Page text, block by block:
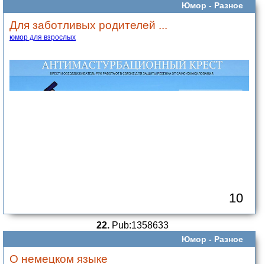
Юмор - Разное
Для заботливых родителей ...
юмор для взрослых
10
22. Pub:1358633
Юмор - Разное
О немецком языке